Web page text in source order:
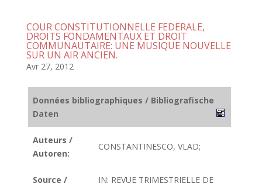
COUR CONSTITUTIONNELLE FEDERALE,
DROITS FONDAMENTAUX ET DROIT
COMMUNAUTAIRE: UNE MUSIQUE NOUVELLE
SUR UN AIR ANCIEN.
Avr 27, 2012
Données bibliographiques / Bibliografische
Daten
Auteurs /
Autoren:
CONSTANTINESCO, VLAD;
Source /
IN: REVUE TRIMESTRIELLE DE